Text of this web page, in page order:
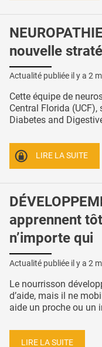
nouvelle
Actualité publiée il y a 2
Cette équipe de
Central Florida
Diabetes and
LIRE LA SUITE
apprennent
n’importe qui
Actualité publiée il y a 2
Le nourrisson
d’aide, mais il ne
aide un proche ou un
LIRE LA SUITE